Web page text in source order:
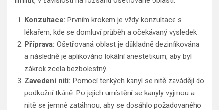
Konzultace: Prvním krokem je vždy konzultace s
lékařem, kde se domluví průběh a očekávaný výsledek.
Příprava: Ošetřovaná oblast je důkladně dezinfikována
a následně je aplikováno lokální anestetikum, aby byl
zákrok zcela bezbolestný.
Zavedení nití: Pomocí tenkých kanyl se nitě zavádějí do
podkožní tkáně. Po jejich umístění se kanyly vyjmou a
nitě se jemně zatáhnou, aby se dosáhlo požadovaného